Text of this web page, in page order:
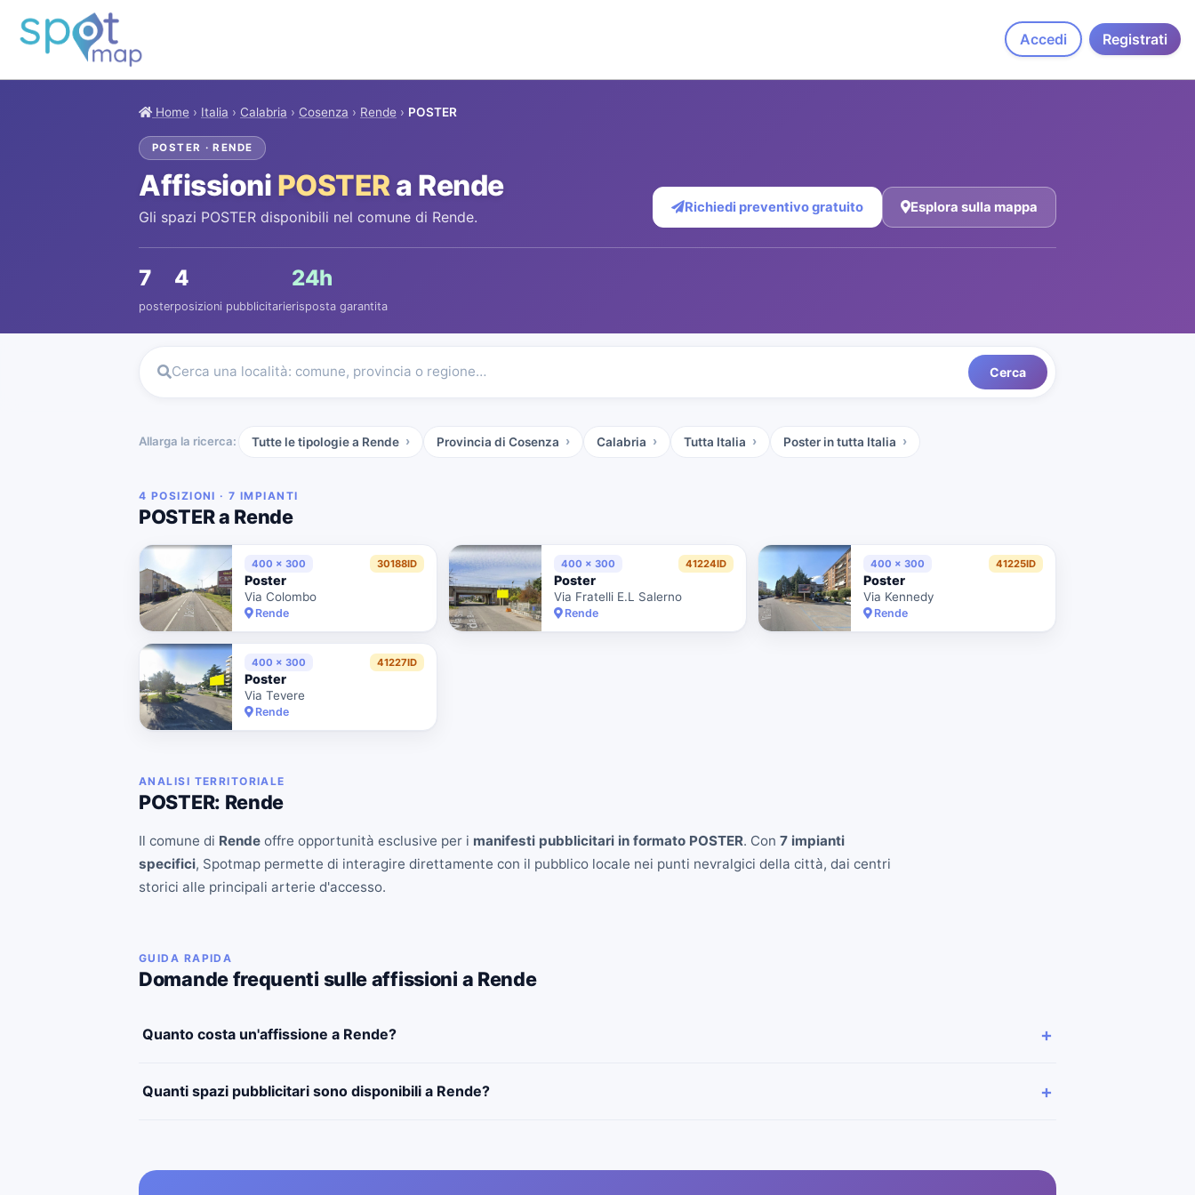
Accedi Registrati
Home › Italia › Calabria › Cosenza › Rende › POSTER
POSTER · RENDE
Affissioni POSTERa Rende
Gli spazi POSTER disponibili nel comune di Rende.
Richiedi preventivo gratuito Esplora sulla mappa
7
poster
4
posizioni pubblicitarie
24h
risposta garantita
Cerca una località: comune, provincia o regione… Cerca
Allarga la ricerca: Tutte le tipologie a Rende Provincia di Cosenza Calabria Tutta Italia Posterin tutta Italia
4 POSIZIONI · 7 IMPIANTI
POSTER a Rende
400 x 300 30188ID
Poster
Via Colombo
Rende
400 x 300 41224ID
Poster
Via Fratelli E.L Salerno
Rende
400 x 300 41225ID
Poster
Via Kennedy
Rende
400 x 300 41227ID
Poster
Via Tevere
Rende
ANALISI TERRITORIALE
POSTER: Rende
Il comune di Rende offre opportunità esclusive per i manifesti pubblicitari in formato POSTER. Con 7 impianti
specifici, Spotmap permette di interagire direttamente con il pubblico locale nei punti nevralgici della città, dai centri
storici alle principali arterie d'accesso.
GUIDA RAPIDA
Domande frequenti sulle affissioni a Rende
Quanto costa un'affissione a Rende?
Quanti spazi pubblicitari sono disponibili a Rende?